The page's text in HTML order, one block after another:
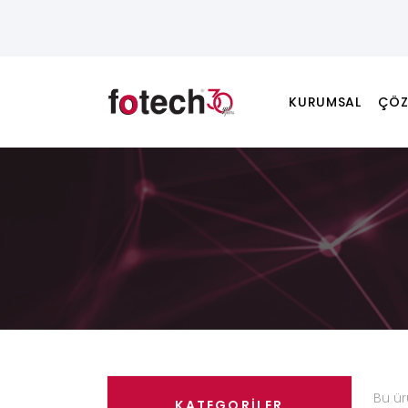
KURUMSAL
Bu